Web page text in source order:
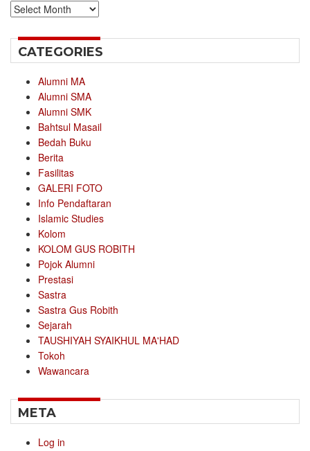
Archives
CATEGORIES
Alumni MA
Alumni SMA
Alumni SMK
Bahtsul Masail
Bedah Buku
Berita
Fasilitas
GALERI FOTO
Info Pendaftaran
Islamic Studies
Kolom
KOLOM GUS ROBITH
Pojok Alumni
Prestasi
Sastra
Sastra Gus Robith
Sejarah
TAUSHIYAH SYAIKHUL MA'HAD
Tokoh
Wawancara
META
Log in